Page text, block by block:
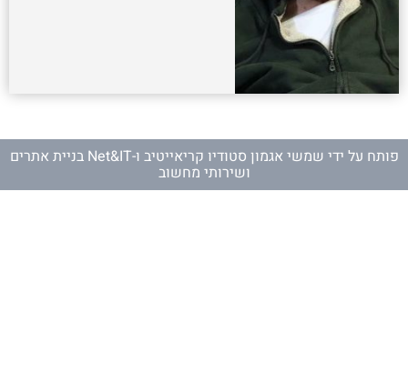
פותח על ידי שמשי אגמון סטודיו קריאייטיב ו- Net&IT בניית אתרים
ושירותי מחשוב